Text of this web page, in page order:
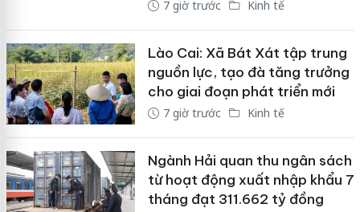
7 giờ trước Kinh tế
Lào Cai: Xã Bát Xát tập trung
nguồn lực, tạo đà tăng trưởng
cho giai đoạn phát triển mới
7 giờ trước Kinh tế
Ngành Hải quan thu ngân sách
từ hoạt động xuất nhập khẩu 7
tháng đạt 311.662 tỷ đồng